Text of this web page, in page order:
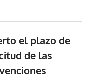
el plazo de
de las